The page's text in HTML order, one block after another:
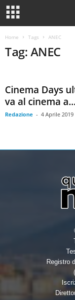
Home Tags ANEC
Tag: ANEC
Cinema Days
va al cinema a...
Redazione - 4 Aprile 2019
Registro